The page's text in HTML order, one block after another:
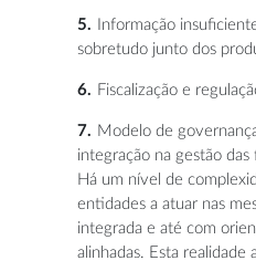
Informação
sobretudo junto dos
Fiscalização e
Modelo de
integração na gestão das
Há um nível de
entidades a atuar nas
integrada e até com
alinhadas. Esta realidade